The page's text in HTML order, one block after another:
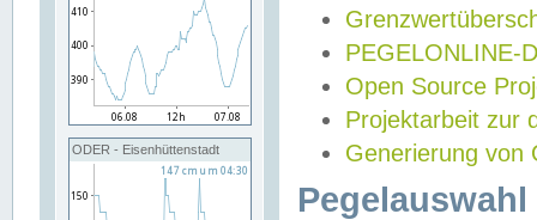
ODER - Eisenhüttenstadt
PEGELONLINE-
Open Source
Projektarbeit zur
Generierung von